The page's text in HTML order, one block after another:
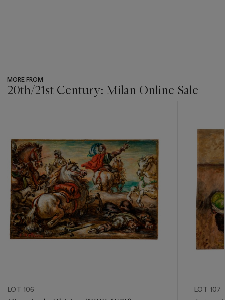
MORE FROM
20th/21st Century: Milan Online Sale
LOT 106 LOT 107